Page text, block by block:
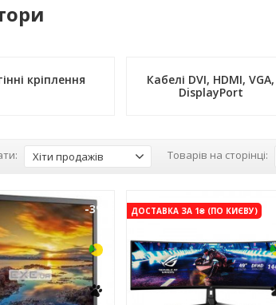
кріплення
Кабелі DVI, HDMI, VGA,
DisplayPort
Хіти продажів Товарів на сторінці:
-3% ДОСТАВКА ЗА 1₴ (ПО КИЄВУ)